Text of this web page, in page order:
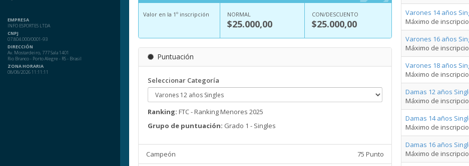
EMPRESA
INFO ESPORTES LTDA
CNPJ
07.804.000/0001-93
DIRECCIÓN
Av. Mostardeiro, 777 Sala 1401
Rio Branco - Porto Alegre - RS - Brasil
ZONA HORARIA
08/08/2026 11:11:11
Valor en la 1º inscripción NORMAL
$25.000,00
CON/DESCUENTO
$25.000,00
Puntuación
Seleccionar Categoría
Ranking: FTC - Ranking Menores 2025
Grupo de puntuación: Grado 1 - Singles
Campeón 75 Punto
Varones 14 años
Máximo de
Varones 16 años
Máximo de
Varones 18 años
Máximo de
Damas 12 años
Máximo de
Damas 14 años
Máximo de
Damas 16 años
Máximo de